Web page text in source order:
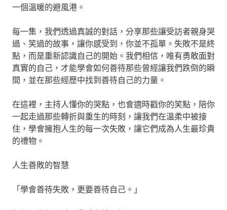
一個溫暖的避風港。
每一集，我們透過真誠的對話，分享那些讓受訪者親身哭
過、笑過的故事，讓你感受到，你並不孤單。失敗不是終
點，而是重新認識自己的開始。我們相信，唯有勇敢面對
真實的自己，才能學會如何善待那些曾經讓我們跌倒的瞬
間，並在那些經歷中找到善待自己的力量。
在這裡，主持人懂你的哭點，也會適時戳你的笑點，陪你
一起走過那些轉折與重生的時刻，讓我們在溫柔中被接
住，學會擁抱人生的每一次失敗，讓它們成為人生最珍貴
的禮物。
人生善敗的智慧
「學會善待失敗，更要善待自己。」